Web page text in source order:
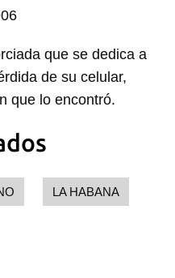
que se dedica a
de su celular,
que lo encontró.
LA HABANA